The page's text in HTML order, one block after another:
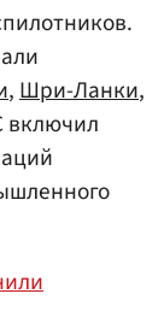
,Шри-Ланки,
включил